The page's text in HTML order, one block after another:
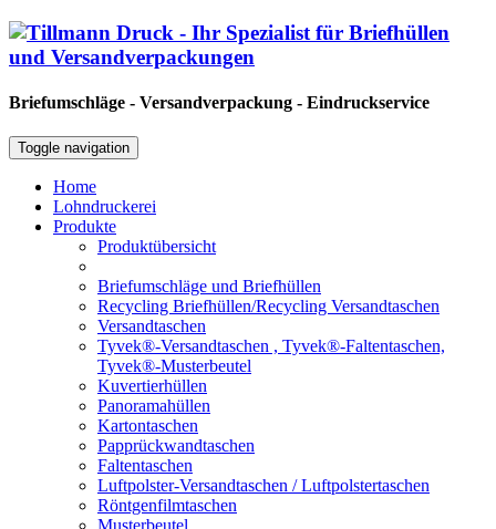
Briefumschläge - Versandverpackung - Eindruckservice
Toggle navigation
Home
Lohndruckerei
Produkte
Produktübersicht
Briefumschläge und Briefhüllen
Recycling Briefhüllen/Recycling Versandtaschen
Versandtaschen
Tyvek®-Versandtaschen , Tyvek®-Faltentaschen,
Tyvek®-Musterbeutel
Kuvertierhüllen
Panoramahüllen
Kartontaschen
Papprückwandtaschen
Faltentaschen
Luftpolster-Versandtaschen / Luftpolstertaschen
Röntgenfilmtaschen